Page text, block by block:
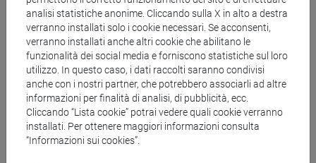
Struttura generale dell'insegnamento
LINGUA INGLESE
ACADEMIC WRITING
ACADEMIC WRITING A
analisi statistiche anonime. Cliccando sulla X in alto a destra
verranno installati solo i cookie necessari. Se acconsenti,
verranno installati anche altri cookie che abilitano le
funzionalità dei social media e forniscono statistiche sul loro
utilizzo. In questo caso, i dati raccolti saranno condivisi
anche con i nostri partner, che potrebbero associarli ad altre
informazioni per finalità di analisi, di pubblicità, ecc.
Cliccando “Lista cookie” potrai vedere quali cookie verranno
installati. Per ottenere maggiori informazioni consulta
“Informazioni sui cookies”.